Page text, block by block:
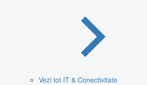
Vezi tot IT & Conectivitate